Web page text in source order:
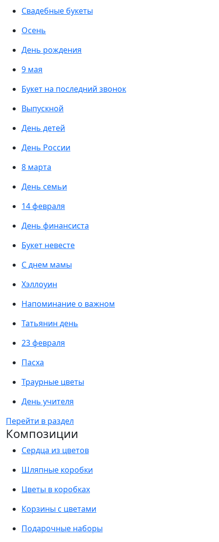
Свадебные букеты
Осень
День рождения
9 мая
Букет на последний звонок
Выпускной
День детей
День России
8 марта
День семьи
14 февраля
День финансиста
Букет невесте
С днем мамы
Хэллоуин
Напоминание о важном
Татьянин день
23 февраля
Пасха
Траурные цветы
День учителя
Перейти в раздел
Композиции
Сердца из цветов
Шляпные коробки
Цветы в коробках
Корзины с цветами
Подарочные наборы